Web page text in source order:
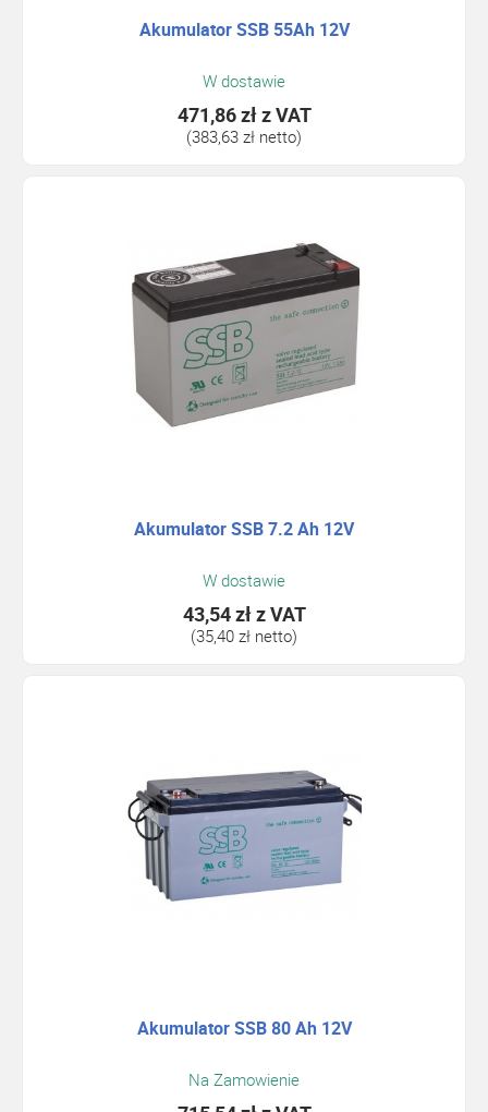
Akumulator SSB 55Ah 12V
W dostawie
471,86 złz VAT
(383,63 zł netto)
Akumulator SSB 7.2 Ah 12V
W dostawie
43,54 złz VAT
(35,40 zł netto)
Akumulator SSB 80 Ah 12V
Na Zamowienie